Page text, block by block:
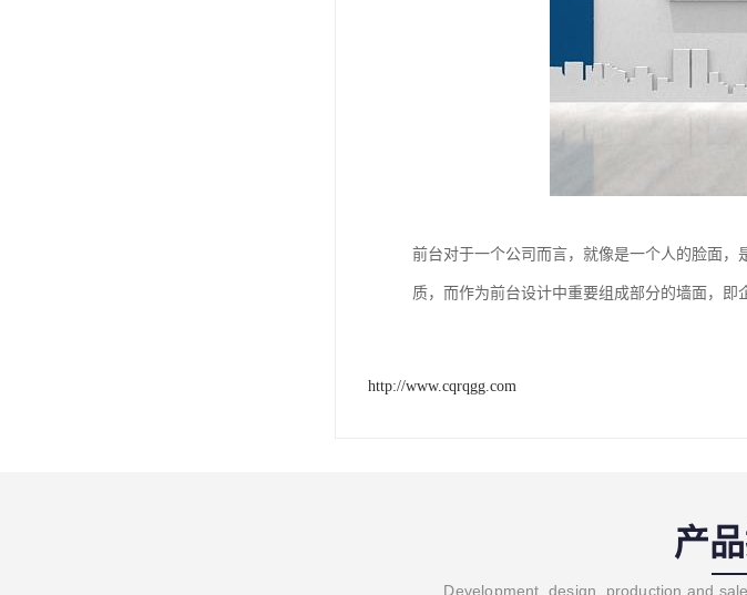
前台对于一个公司而言，就像是一个人的脸面
质，而作为前台设计中重要组成部分的墙面，即
http://www.cqrqgg.com
产
Development, design, production and